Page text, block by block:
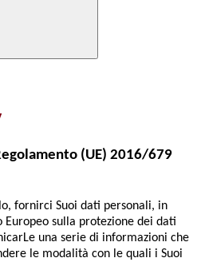
(UE) 2016/679
fornirci Suoi dati personali, in
sulla protezione dei dati
una serie di informazioni che
le modalità con le quali i Suoi